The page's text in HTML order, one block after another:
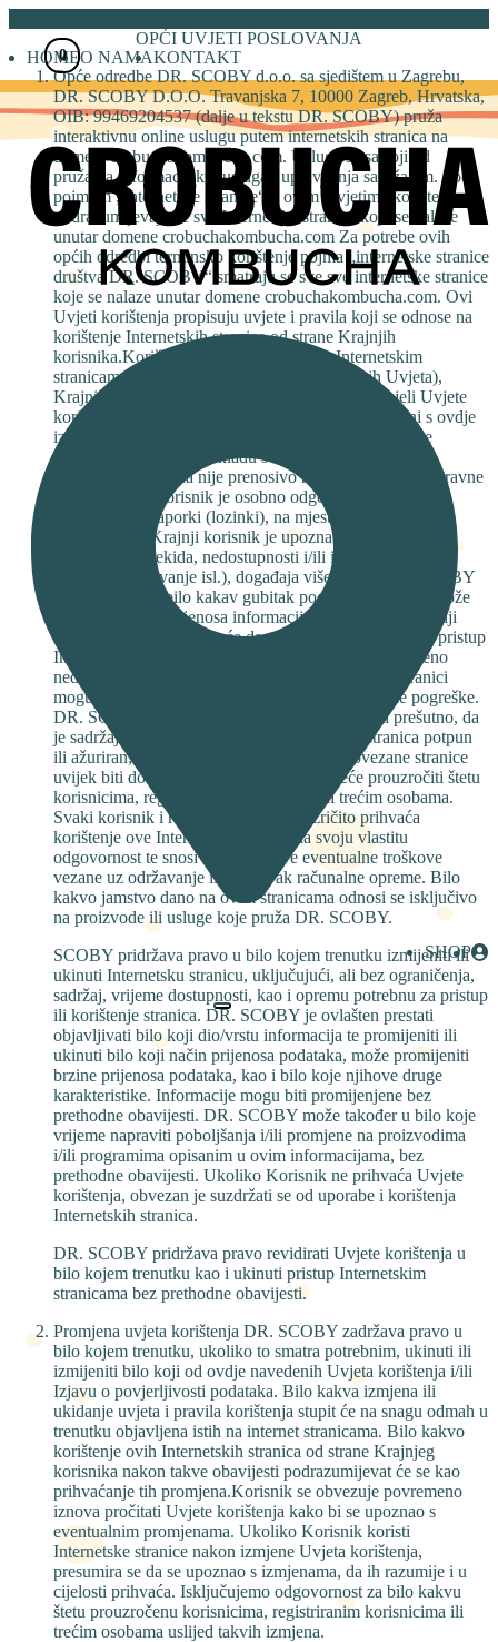
sadržaja
HOMEO NAMAKONTAKT
SHOP
0
OPĆI UVJETI POSLOVANJA
Opće odredbe DR. SCOBY d.o.o. sa sjedištem u Zagrebu,
DR. SCOBY D.O.O. Travanjska 7, 10000 Zagreb, Hrvatska,
OIB: 99469204537 (dalje u tekstu DR. SCOBY) pruža
interaktivnu online uslugu putem internetskih stranica na
domeni crobuchakombucha.com. Usluga se sastoji od
pružanja informacijskih usluga i upravljanja sadržajem. Pod
pojmom „Internetske stranice“ u ovim Uvjetima korištenja
podrazumijevaju se sve Internetske stranice koje se nalaze
unutar domene crobuchakombucha.com Za potrebe ovih
općih odredbi terminsko korištenje pojma „internetske stranice
društva DR. SCOBY“ smatraju se sve sve internetske stranice
koje se nalaze unutar domene crobuchakombucha.com. Ovi
Uvjeti korištenja propisuju uvjete i pravila koji se odnose na
korištenje Internetskih stranica od strane Krajnjih
korisnika.Korištenjem i pristupom ovim Internetskim
stranicama (izuzev u slučaju prvog čitanja ovih Uvjeta),
Krajnji korisnici izjavljuju da su pročitali i razumjeli Uvjete
korištenja, da su s istim upoznati i u cijelosti suglasni s ovdje
iznesenim uvjetima i pravilima te pristaju na korištenje
Internetskih stranica u skladu s njima.Pravo korištenja
Internetskih stranica nije prenosivo na druge fizičke ili pravne
osobe. Krajnji korisnik je osobno odgovoran za zaštitu
povjerljivosti zaporki (lozinki), na mjestima gdje one kao
takve postoje.Krajnji korisnik je upoznat sa činjenicom
povremenih prekida, nedostupnosti i/ili isključenja usluga
(rutinsko održavanje isl.), događaja više sile te DR. SCOBY
ne odgovara za bilo kakav gubitak podataka do kojeg može
doći za vrijeme prijenosa informacija na Internetu. Krajnji
korisnik se slaže i prihvaća da zbog navedenih razloga pristup
Internetskim stranicama može biti u prekidu, privremeno
nedostupan ili isključen.Informacije na ovoj web stranici
mogu sadržavati tehničke netočnosti ili tipografske pogreške.
DR. SCOBY ne izjavljuje niti jamči, izričito niti prešutno, da
je sadržaj Internetske stranice i/ili povezanih stranica potpun
ili ažuriran; da će Internetska stranica i/ili povezane stranice
uvijek biti dostupne i raspoložive, te da neće prouzročiti štetu
korisnicima, registriranim korisnicima ili trećim osobama.
Svaki korisnik i registrirani korisnik izričito prihvaća
korištenje ove Internetske stranice na svoju vlastitu
odgovornost te snosi isključivo sve eventualne troškove
vezane uz održavanje ili popravak računalne opreme. Bilo
kakvo jamstvo dano na ovim stranicama odnosi se isključivo
na proizvode ili usluge koje pruža DR. SCOBY.
SCOBY pridržava pravo u bilo kojem trenutku izmijeniti ili
ukinuti Internetsku stranicu, uključujući, ali bez ograničenja,
sadržaj, vrijeme dostupnosti, kao i opremu potrebnu za pristup
ili korištenje stranica. DR. SCOBY je ovlašten prestati
objavljivati bilo koji dio/vrstu informacija te promijeniti ili
ukinuti bilo koji način prijenosa podataka, može promijeniti
brzine prijenosa podataka, kao i bilo koje njihove druge
karakteristike. Informacije mogu biti promijenjene bez
prethodne obavijesti. DR. SCOBY može također u bilo koje
vrijeme napraviti poboljšanja i/ili promjene na proizvodima
i/ili programima opisanim u ovim informacijama, bez
prethodne obavijesti. Ukoliko Korisnik ne prihvaća Uvjete
korištenja, obvezan je suzdržati se od uporabe i korištenja
Internetskih stranica.
DR. SCOBY pridržava pravo revidirati Uvjete korištenja u
bilo kojem trenutku kao i ukinuti pristup Internetskim
stranicama bez prethodne obavijesti.
Promjena uvjeta korištenja DR. SCOBY zadržava pravo u
bilo kojem trenutku, ukoliko to smatra potrebnim, ukinuti ili
izmijeniti bilo koji od ovdje navedenih Uvjeta korištenja i/ili
Izjavu o povjerljivosti podataka. Bilo kakva izmjena ili
ukidanje uvjeta i pravila korištenja stupit će na snagu odmah u
trenutku objavljena istih na internet stranicama. Bilo kakvo
korištenje ovih Internetskih stranica od strane Krajnjeg
korisnika nakon takve obavijesti podrazumijevat će se kao
prihvaćanje tih promjena.Korisnik se obvezuje povremeno
iznova pročitati Uvjete korištenja kako bi se upoznao s
eventualnim promjenama. Ukoliko Korisnik koristi
Internetske stranice nakon izmjene Uvjeta korištenja,
presumira se da se upoznao s izmjenama, da ih razumije i u
cijelosti prihvaća. Isključujemo odgovornost za bilo kakvu
štetu prouzročenu korisnicima, registriranim korisnicima ili
trećim osobama uslijed takvih izmjena.